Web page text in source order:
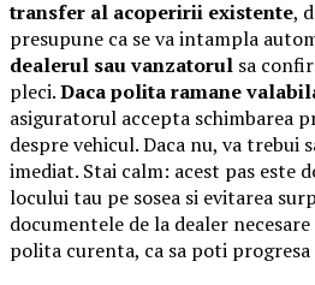
transfer al acoperirii existente,
presupune ca se va intampla
dealerul sau vanzatorul sa
pleci.Daca polita ramane
asiguratorul accepta schimbarea
despre vehicul. Daca nu, va trebui
imediat. Stai calm: acest pas este
locului tau pe sosea si evitarea
documentele de la dealer
polita curenta, ca sa poti progresa